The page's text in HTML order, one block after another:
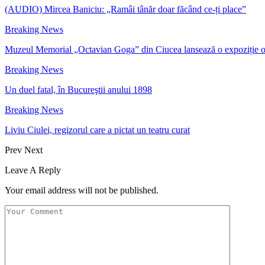
(AUDIO) Mircea Baniciu: „Ramâi tânăr doar făcând ce-ți place”
Breaking News
Muzeul Memorial „Octavian Goga” din Ciucea lansează o expoziție
Breaking News
Un duel fatal, în Bucureştii anului 1898
Breaking News
Liviu Ciulei, regizorul care a pictat un teatru curat
Prev Next
Leave A Reply
Your email address will not be published.